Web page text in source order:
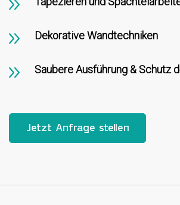
Dekorative Wandtechniken
Saubere Ausführung & Schutz
Jetzt Anfrage stellen